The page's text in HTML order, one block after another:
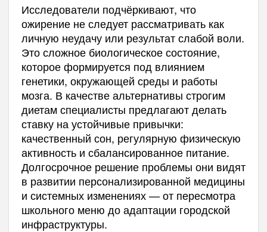
Исследователи подчёркивают, что
ожирение не следует рассматривать как
личную неудачу или результат слабой воли.
Это сложное биологическое состояние,
которое формируется под влиянием
генетики, окружающей среды и работы
мозга. В качестве альтернативы строгим
диетам специалисты предлагают делать
ставку на устойчивые привычки:
качественный сон, регулярную физическую
активность и сбалансированное питание.
Долгосрочное решение проблемы они видят
в развитии персонализированной медицины
и системных изменениях — от пересмотра
школьного меню до адаптации городской
инфраструктуры.